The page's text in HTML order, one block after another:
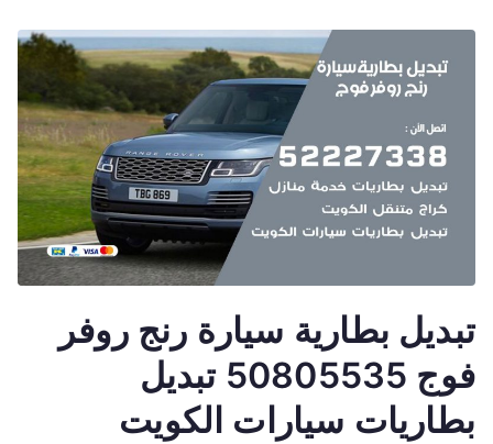
تبديل بطارية سيارة رنج روفر
فوج 50805535 تبديل
بطاريات سيارات الكويت